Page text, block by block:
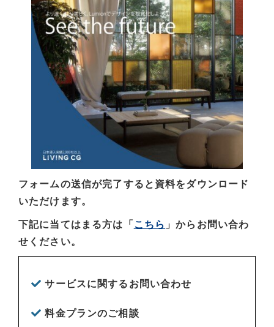
フォームの送信が完了すると資料をダウンロード
いただけます。
下記に当てはまる方は「こちら 」からお問い合わ
せください。
サービスに関するお問い合わせ
料金プランのご相談